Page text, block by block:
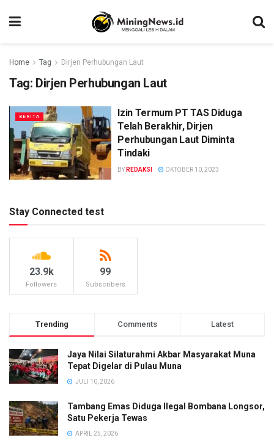
Home Tag Dirjen Perhubungan Laut
Tag: Dirjen Perhubungan Laut
BERITA
Izin Termum PT TAS Diduga
Telah Berakhir, Dirjen
Perhubungan Laut Diminta
Tindaki
BY REDAKSI OKTOBER 10, 2023
Stay Connected test
23.9k
Followers
99
Subscribers
Trending Comments Latest
Jaya Nilai Silaturahmi Akbar Masyarakat Muna
Tepat Digelar di Pulau Muna
JULI 10, 2026
Tambang Emas Diduga Ilegal Bombana Longsor,
Satu Pekerja Tewas
APRIL 25, 2026